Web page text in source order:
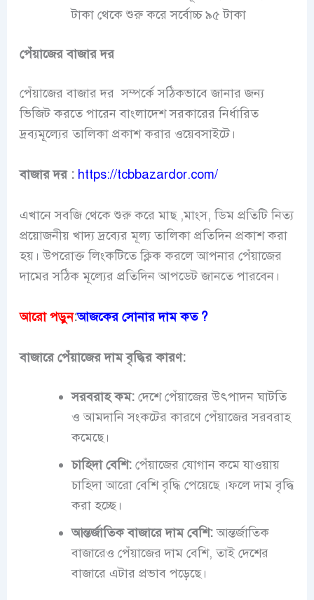
টাকা থেকে শুরু করে সর্বোচ্চ ৯৫ টাকা
পেঁয়াজের বাজার দর
পেঁয়াজের বাজার দর সম্পর্কে সঠিকভাবে জানার জন্য
ভিজিট করতে পারেন বাংলাদেশ সরকারের নির্ধারিত
দ্রব্যমূল্যের তালিকা প্রকাশ করার ওয়েবসাইটে।
বাজার দর : https://tcbbazardor.com/
এখানে সবজি থেকে শুরু করে মাছ ,মাংস, ডিম প্রতিটি নিত্য
প্রয়োজনীয় খাদ্য দ্রব্যের মূল্য তালিকা প্রতিদিন প্রকাশ করা
হয়। উপরোক্ত লিংকটিতে ক্লিক করলে আপনার পেঁয়াজের
দামের সঠিক মূল্যের প্রতিদিন আপডেট জানতে পারবেন।
আরো পড়ুন:আজকের সোনার দাম কত ?
বাজারে পেঁয়াজের দাম বৃদ্ধির কারণ:
সরবরাহ কম:দেশে পেঁয়াজের উৎপাদন ঘাটতি
ও আমদানি সংকটের কারণে পেঁয়াজের সরবরাহ
কমেছে।
চাহিদা বেশি:পেঁয়াজের যোগান কমে যাওয়ায়
চাহিদা আরো বেশি বৃদ্ধি পেয়েছে ।ফলে দাম বৃদ্ধি
করা হচ্ছে।
আন্তর্জাতিক বাজারে দাম বেশি:আন্তর্জাতিক
বাজারেও পেঁয়াজের দাম বেশি, তাই দেশের
বাজারে এটার প্রভাব পড়েছে।